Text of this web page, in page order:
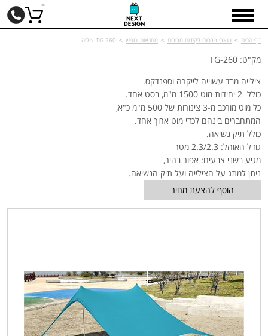
דף הבית > מוצרי פרסום לקידום מכירות > מחנאות ונופש > TG-260 ציליה
מק"ט: TG-260
צילייה מבד עשוייה לייקרה וספנדקס.
כולל 2 יחידות מוט 1500 מ"מ, בסט אחד.
כל מוט מורכב מ-3 צינורות של 500 מ"מ כ"א,
המתחברים בינהם לכדי מוט ארוך אחד.
כולל תיק נשיאה.
גודל האוהל: 2.3/2.3 מטר
מגיע בשני צבעים: אפור בהיר,
ניתן למתג על הצילייה ועל תיק הנשיאה.
הוסף להצעת מחיר